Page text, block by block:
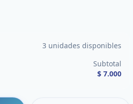
3 unidades disponibles
Subtotal
$ 7.000